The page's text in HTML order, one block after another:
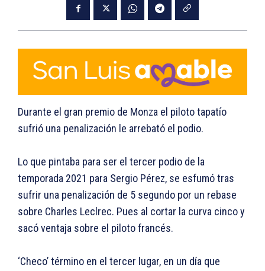
Durante el gran premio de Monza el piloto tapatío
sufrió una penalización le arrebató el podio.
Lo que pintaba para ser el tercer podio de la
temporada 2021 para Sergio Pérez, se esfumó tras
sufrir una penalización de 5 segundo por un rebase
sobre Charles Leclrec. Pues al cortar la curva cinco y
sacó ventaja sobre el piloto francés.
‘Checo’ término en el tercer lugar, en un día que